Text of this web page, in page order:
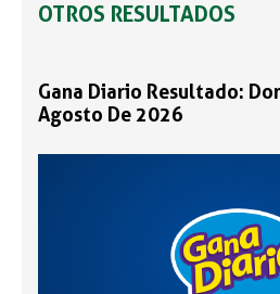
OTROS RESULTADOS
Gana Diario Resultado:
Agosto De 2026